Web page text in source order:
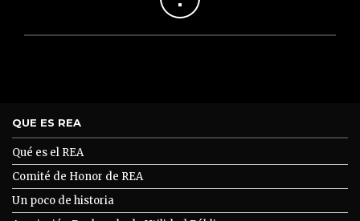
QUE ES REA
Qué es el REA
Comité de Honor de REA
Un poco de historia